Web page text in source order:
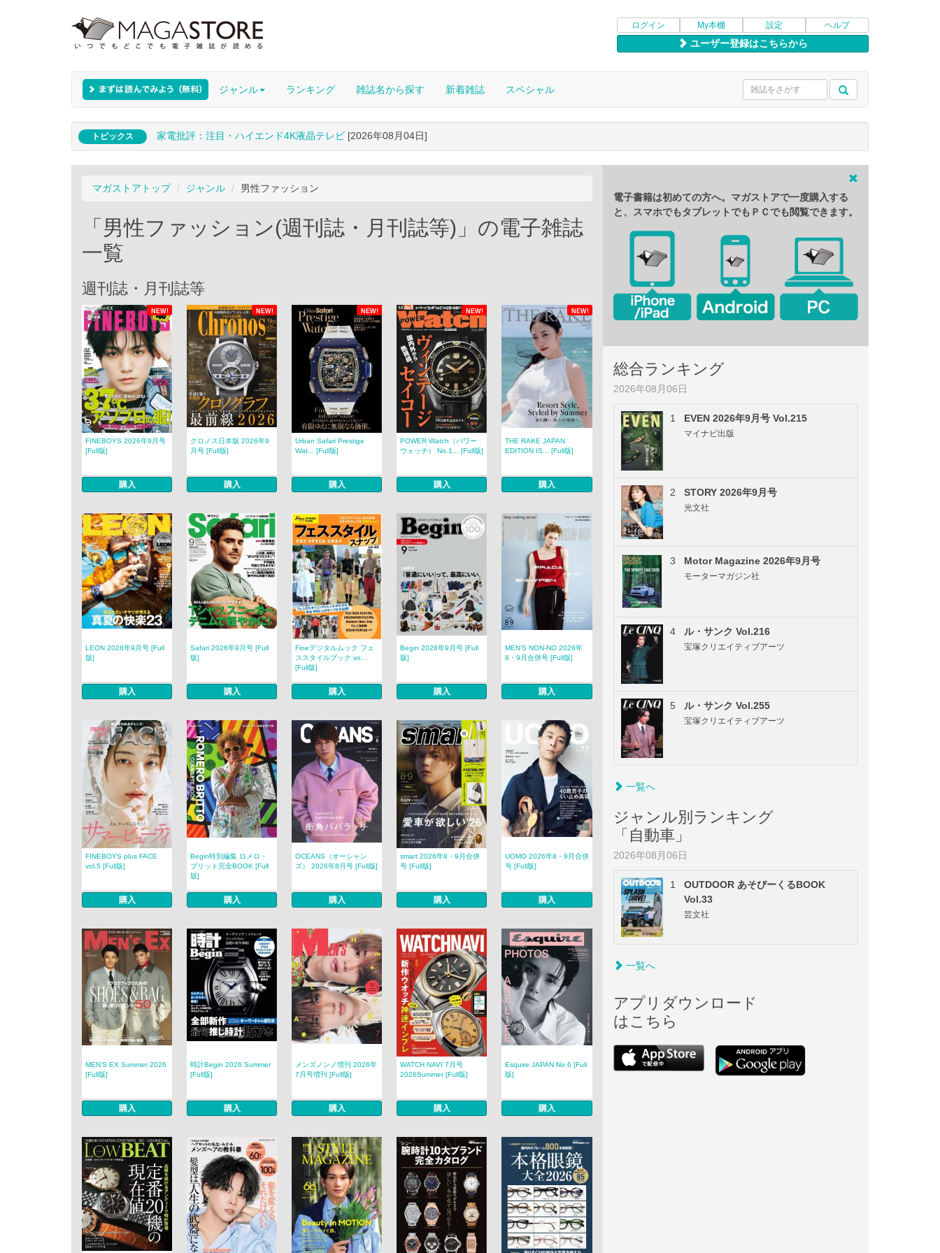
ログイン My本棚 設定 ヘルプ
ユーザー登録はこちらから
ジャンル ランキング 雑誌名から探す 新着雑誌 スペシャル
トピックス 家電批評：注目・ハイエンド4K液晶テレビ [2026年08月04日]
マガストアトップ ジャンル 男性ファッション
「男性ファッション(週刊誌・月刊誌等)」の電子雑誌
一覧
週刊誌・月刊誌等
NEW! NEW! NEW! NEW! NEW!
FINEBOYS 2026年9月号
[Full版]
購入
クロノス日本版 2026年9
月号 [Full版]
購入
Urban Safari Prestige
Wat... [Full版]
購入
POWER Watch（パワー
ウォッチ） No.1... [Full版]
購入
THE RAKE JAPAN
EDITION IS... [Full版]
購入
LEON 2026年9月号 [Full
版]
購入
Safari 2026年9月号 [Full
版]
購入
Fineデジタルムック フェ
ススタイルブック vo...
[Full版]
購入
Begin 2026年9月号 [Full
版]
購入
MEN’S NON‐NO 2026年
8・9月合併号 [Full版]
購入
FINEBOYS plus FACE
vol.5 [Full版]
購入
Begin特別編集 ロメロ・
ブリット完全BOOK [Full
版]
購入
OCEANS（オーシャン
ズ） 2026年8月号 [Full版]
購入
smart 2026年8・9月合併
号 [Full版]
購入
UOMO 2026年8・9月合併
号 [Full版]
購入
MEN’S EX Summer 2026
[Full版]
購入
時計Begin 2026 Summer
[Full版]
購入
メンズノンノ増刊 2026年
7月号増刊 [Full版]
購入
WATCH NAVI 7月号
2026Summer [Full版]
購入
Esquire JAPAN No.6 [Full
版]
購入
電子書籍は初めての方へ。マガストアで一度購入する
と、スマホでもタブレットでもＰＣでも閲覧できます。
総合ランキング
2026年08月06日
1 EVEN 2026年9月号 Vol.215
マイナビ出版
2 STORY 2026年9月号
光文社
3 Motor Magazine 2026年9月号
モーターマガジン社
4 ル・サンク Vol.216
宝塚クリエイティブアーツ
5 ル・サンク Vol.255
宝塚クリエイティブアーツ
一覧へ
ジャンル別ランキング
「自動車」
2026年08月06日
1
OUTDOOR あそびーくるBOOK
Vol.33
芸文社
一覧へ
アプリダウンロード
はこちら